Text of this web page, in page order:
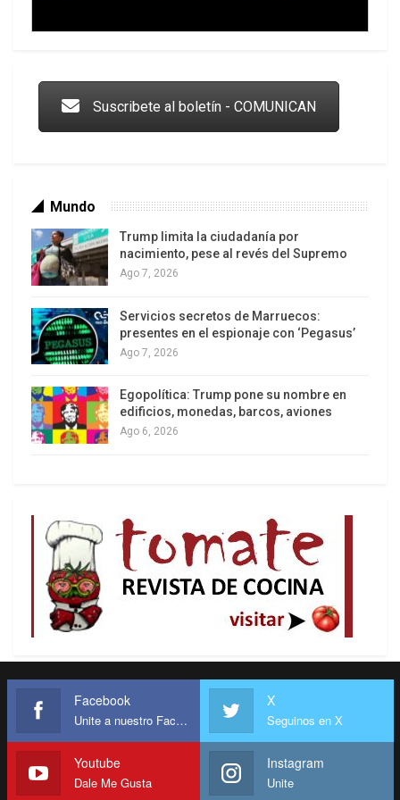
Los latinos le van dando la espalda a Trump
Suscribete al boletín - COMUNICAN
Mundo
Trump limita la ciudadanía por
nacimiento, pese al revés del Supremo
Ago 7, 2026
Servicios secretos de Marruecos:
presentes en el espionaje con ‘Pegasus’
Ago 7, 2026
Egopolítica: Trump pone su nombre en
edificios, monedas, barcos, aviones
Ago 6, 2026
Facebook
Unite a nuestro Facebook
X
Seguinos en X
Youtube
Dale Me Gusta
Instagram
Unite